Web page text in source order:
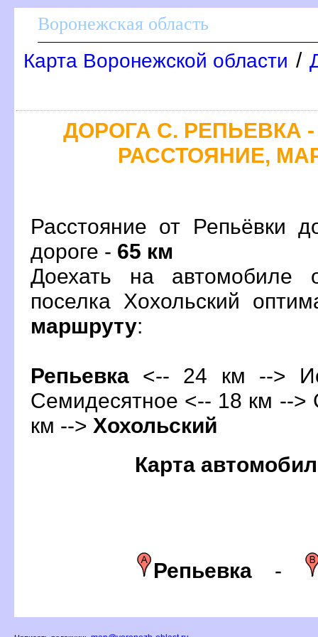
оронежская область
Карта Воронежской области /
ДОРОГА С. РЕПЬЕВКА
РАССТОЯНИЕ,
Расстояние от Репьёвки
дороге - 65 км
Доехать на автомобиле
поселка Хохольский
маршруту:
Репьевка <-- 24 км -->
Семидесятное <-- 18 км -->
км --> Хохольский
Карта
Репьевка -